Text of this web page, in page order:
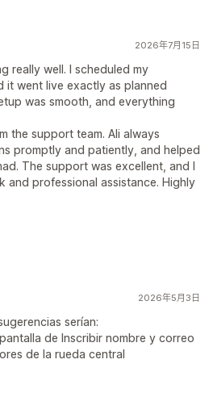
2026年7月15日
really well. I scheduled my
it went live exactly as planned
was smooth, and everything
the support team. Ali always
promptly and patiently, and helped
The support was excellent, and I
and professional assistance. Highly
2026年5月3日
serían:
de Inscribir nombre y correo
de la rueda central